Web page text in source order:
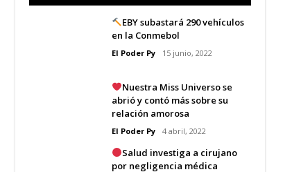
EBY subastará 290 vehículos
en la Conmebol
El Poder Py 15 junio, 2022
Nuestra Miss Universo se
abrió y contó más sobre su
relación amorosa
El Poder Py 4 abril, 2022
Salud investiga a cirujano
por negligencia médica